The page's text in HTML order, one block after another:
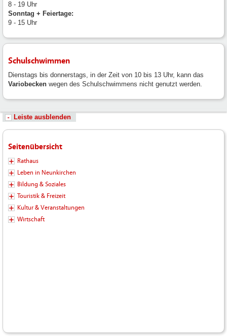
8 - 19 Uhr
Sonntag + Feiertage:
9 - 15 Uhr
Schulschwimmen
Dienstags bis donnerstags, in der Zeit von 10 bis 13 Uhr, kann das
Variobecken wegen des Schulschwimmens nicht genutzt werden.
Leiste ausblenden
Seitenübersicht
Rathaus
Leben in Neunkirchen
Bildung & Soziales
Touristik & Freizeit
Kultur & Veranstaltungen
Wirtschaft